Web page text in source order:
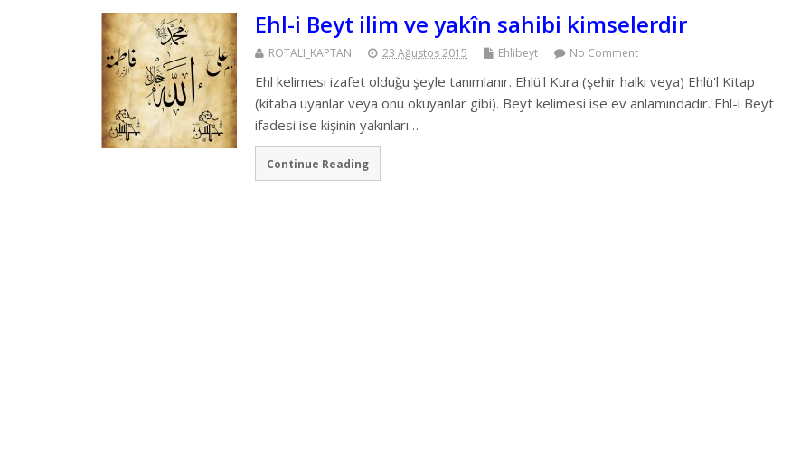
Ehl-i Beyt ilim ve yakîn sahibi kimselerdir
ROTALI_KAPTAN 23 Ağustos 2015 Ehlibeyt No Comment
Ehl kelimesi izafet olduğu şeyle tanımlanır. Ehlü'l Kura (şehir halkı veya) Ehlü'l Kitap
(kitaba uyanlar veya onu okuyanlar gibi). Beyt kelimesi ise ev anlamındadır. Ehl-i Beyt
ifadesi ise kişinin yakınları…
Continue Reading